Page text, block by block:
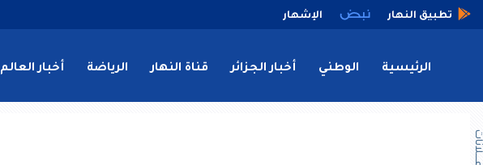
تطبيق النهار الإشهار
الرئيسية الوطني أخبار الجزائر قناة النهار الرياضة أخبار العالم
إعــــلانات